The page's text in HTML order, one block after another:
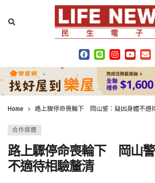
Home 路上驟停命喪輪下 岡山警：疑因身體不適
合作媒體
路上驟停命喪輪下 岡山
不適待相驗釐清